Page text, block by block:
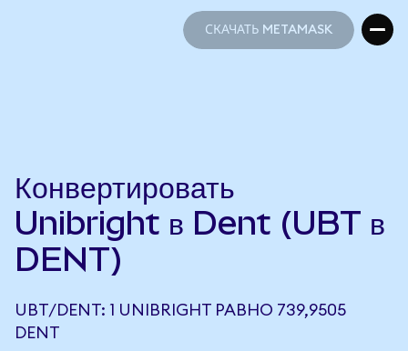
СКАЧАТЬ METAMASK
Конвертировать
Unibright в Dent (UBT в
DENT)
UBT/DENT: 1 UNIBRIGHT РАВНО 739,9505
DENT